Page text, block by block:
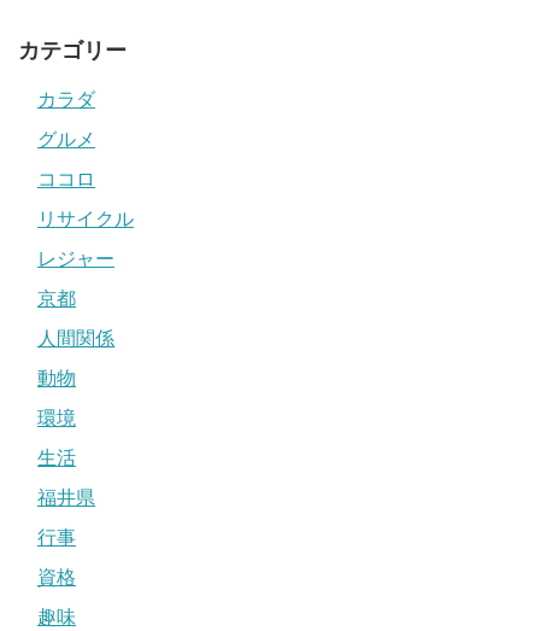
カテゴリー
カラダ
グルメ
ココロ
リサイクル
レジャー
京都
人間関係
動物
環境
生活
福井県
行事
資格
趣味